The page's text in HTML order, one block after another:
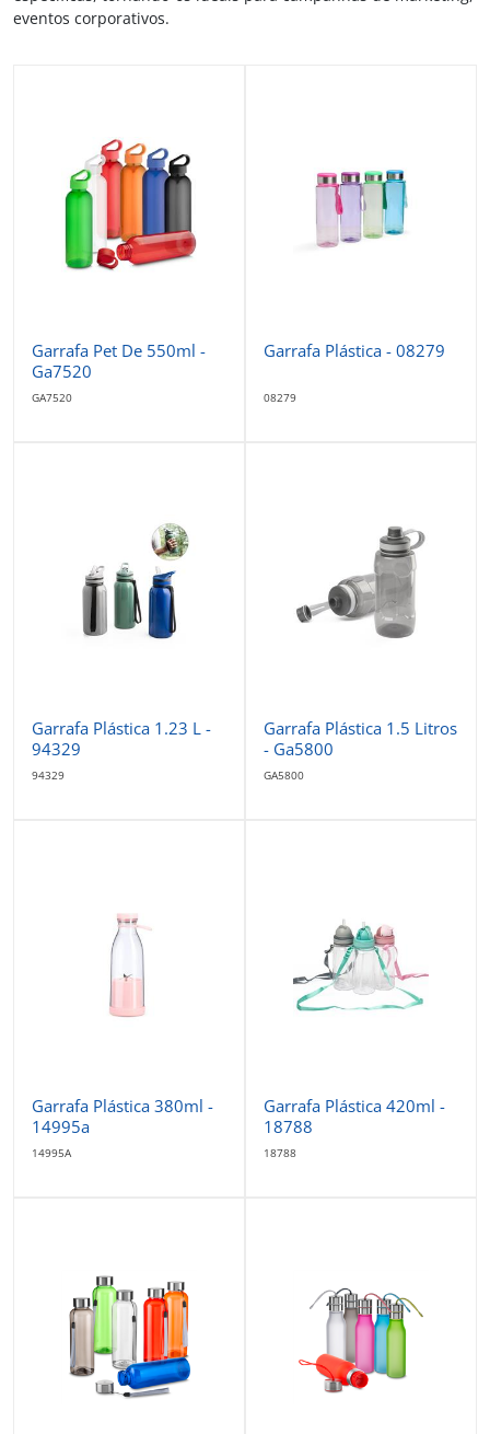
eventos corporativos.
Garrafa Pet De 550ml -
Ga7520
GA7520
Garrafa Plástica - 08279
08279
Garrafa Plástica 1.23 L -
94329
94329
Garrafa Plástica 1.5 Litros
- Ga5800
GA5800
Garrafa Plástica 380ml -
14995a
14995A
Garrafa Plástica 420ml -
18788
18788